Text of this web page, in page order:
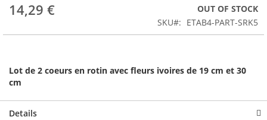
of
images
14,29 €
OUT OF STOCK
SKU
ETAB4-PART-SRK5
Lot de 2 coeurs en rotin avec fleurs ivoires de 19 cm et 30
cm
Details